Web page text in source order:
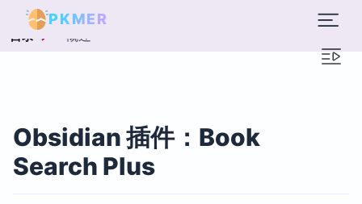
PKMER
目录 概述
Obsidian 插件：Book
Search Plus